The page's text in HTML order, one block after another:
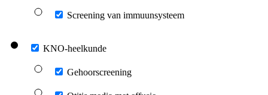
Screening van immuunsysteem
KNO-heelkunde
Gehoorscreening